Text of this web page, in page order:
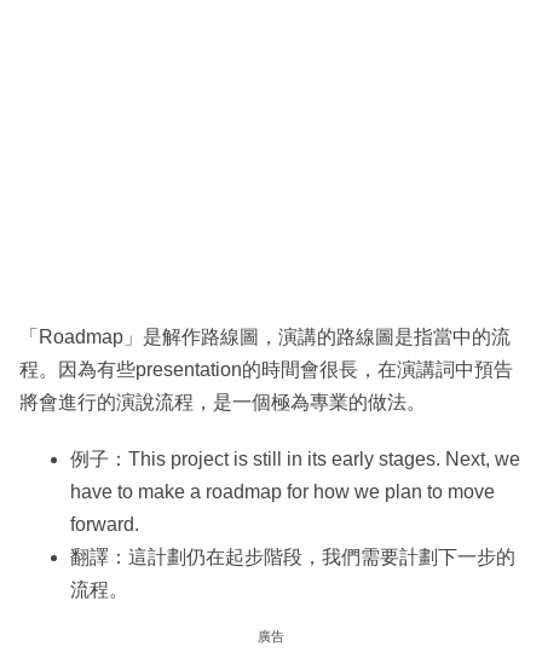
「Roadmap」是解作路線圖，演講的路線圖是指當中的流
程。因為有些presentation的時間會很長，在演講詞中預告
將會進行的演說流程，是一個極為專業的做法。
例子：This project is still in its early stages. Next, we
have to make a roadmap for how we plan to move
forward.
翻譯：這計劃仍在起步階段，我們需要計劃下一步的
流程。
廣告